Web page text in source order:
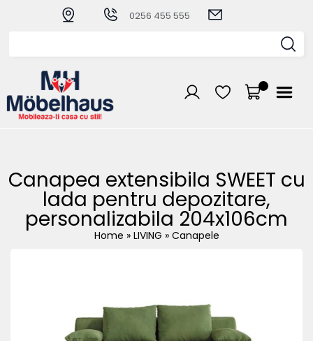
0256 455 555
Canapea extensibila SWEET cu
lada pentru depozitare,
personalizabila 204x106cm
Home » LIVING » Canapele